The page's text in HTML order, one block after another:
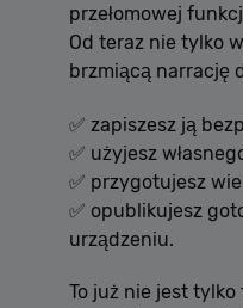
przełomowej
Od teraz nie tylko
brzmiącą narrację
✅ zapiszesz ją
✅ użyjesz
✅ przygotujesz
✅ opublikujesz
urządzeniu.
To już nie jest